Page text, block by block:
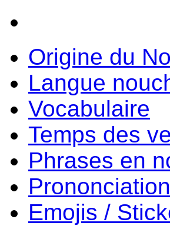
Origine du
Langue
Vocabulaire
Temps des
Phrases en
Prononciation
Emojis /